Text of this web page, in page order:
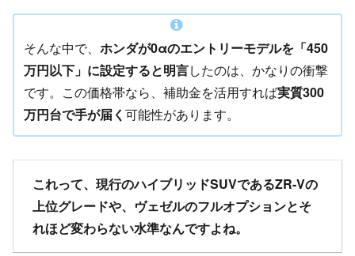
そんな中で、 ホンダが0αのエントリーモデルを「450
万円以下」に設定すると明言したのは、かなりの衝撃
です。この価格帯なら、補助金を活用すれば実質300
万円台で手が届く 可能性があります。
これって、現行のハイブリッドSUVであるZR-Vの
上位グレードや、ヴェゼルのフルオプションとそ
れほど変わらない水準なんですよね。